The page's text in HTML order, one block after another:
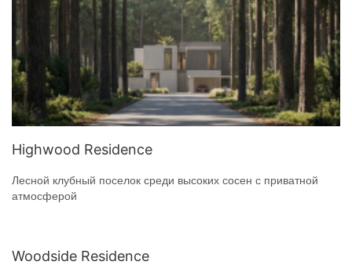
Highwood Residence
Лесной клубный поселок среди высоких сосен с приватной
атмосферой
Woodside Residence